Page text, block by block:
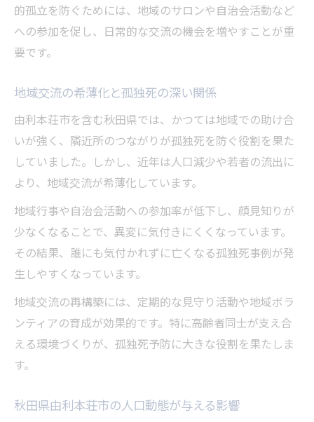
的孤立を防ぐためには、地域のサロンや自治会活動など
への参加を促し、日常的な交流の機会を増やすことが重
要です。
地域交流の希薄化と孤独死の深い関係
由利本荘市を含む秋田県では、かつては地域での助け合
いが強く、隣近所のつながりが孤独死を防ぐ役割を果た
していました。しかし、近年は人口減少や若者の流出に
より、地域交流が希薄化しています。
地域行事や自治会活動への参加率が低下し、顔見知りが
少なくなることで、異変に気付きにくくなっています。
その結果、誰にも気付かれずに亡くなる孤独死事例が発
生しやすくなっています。
地域交流の再構築には、定期的な見守り活動や地域ボラ
ンティアの育成が効果的です。特に高齢者同士が支え合
える環境づくりが、孤独死予防に大きな役割を果たしま
す。
秋田県由利本荘市の人口動態が与える影響